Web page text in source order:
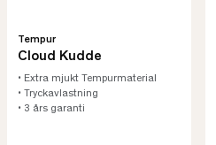
Tempur
Cloud Kudde
• Extra mjukt Tempurmaterial
• Tryckavlastning
• 3 års garanti